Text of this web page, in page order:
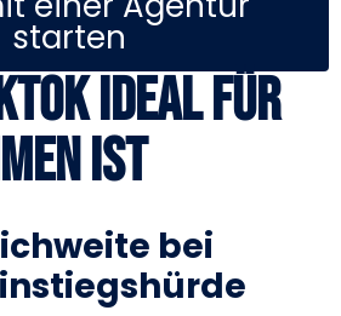
starten
ideal für
ist
bei